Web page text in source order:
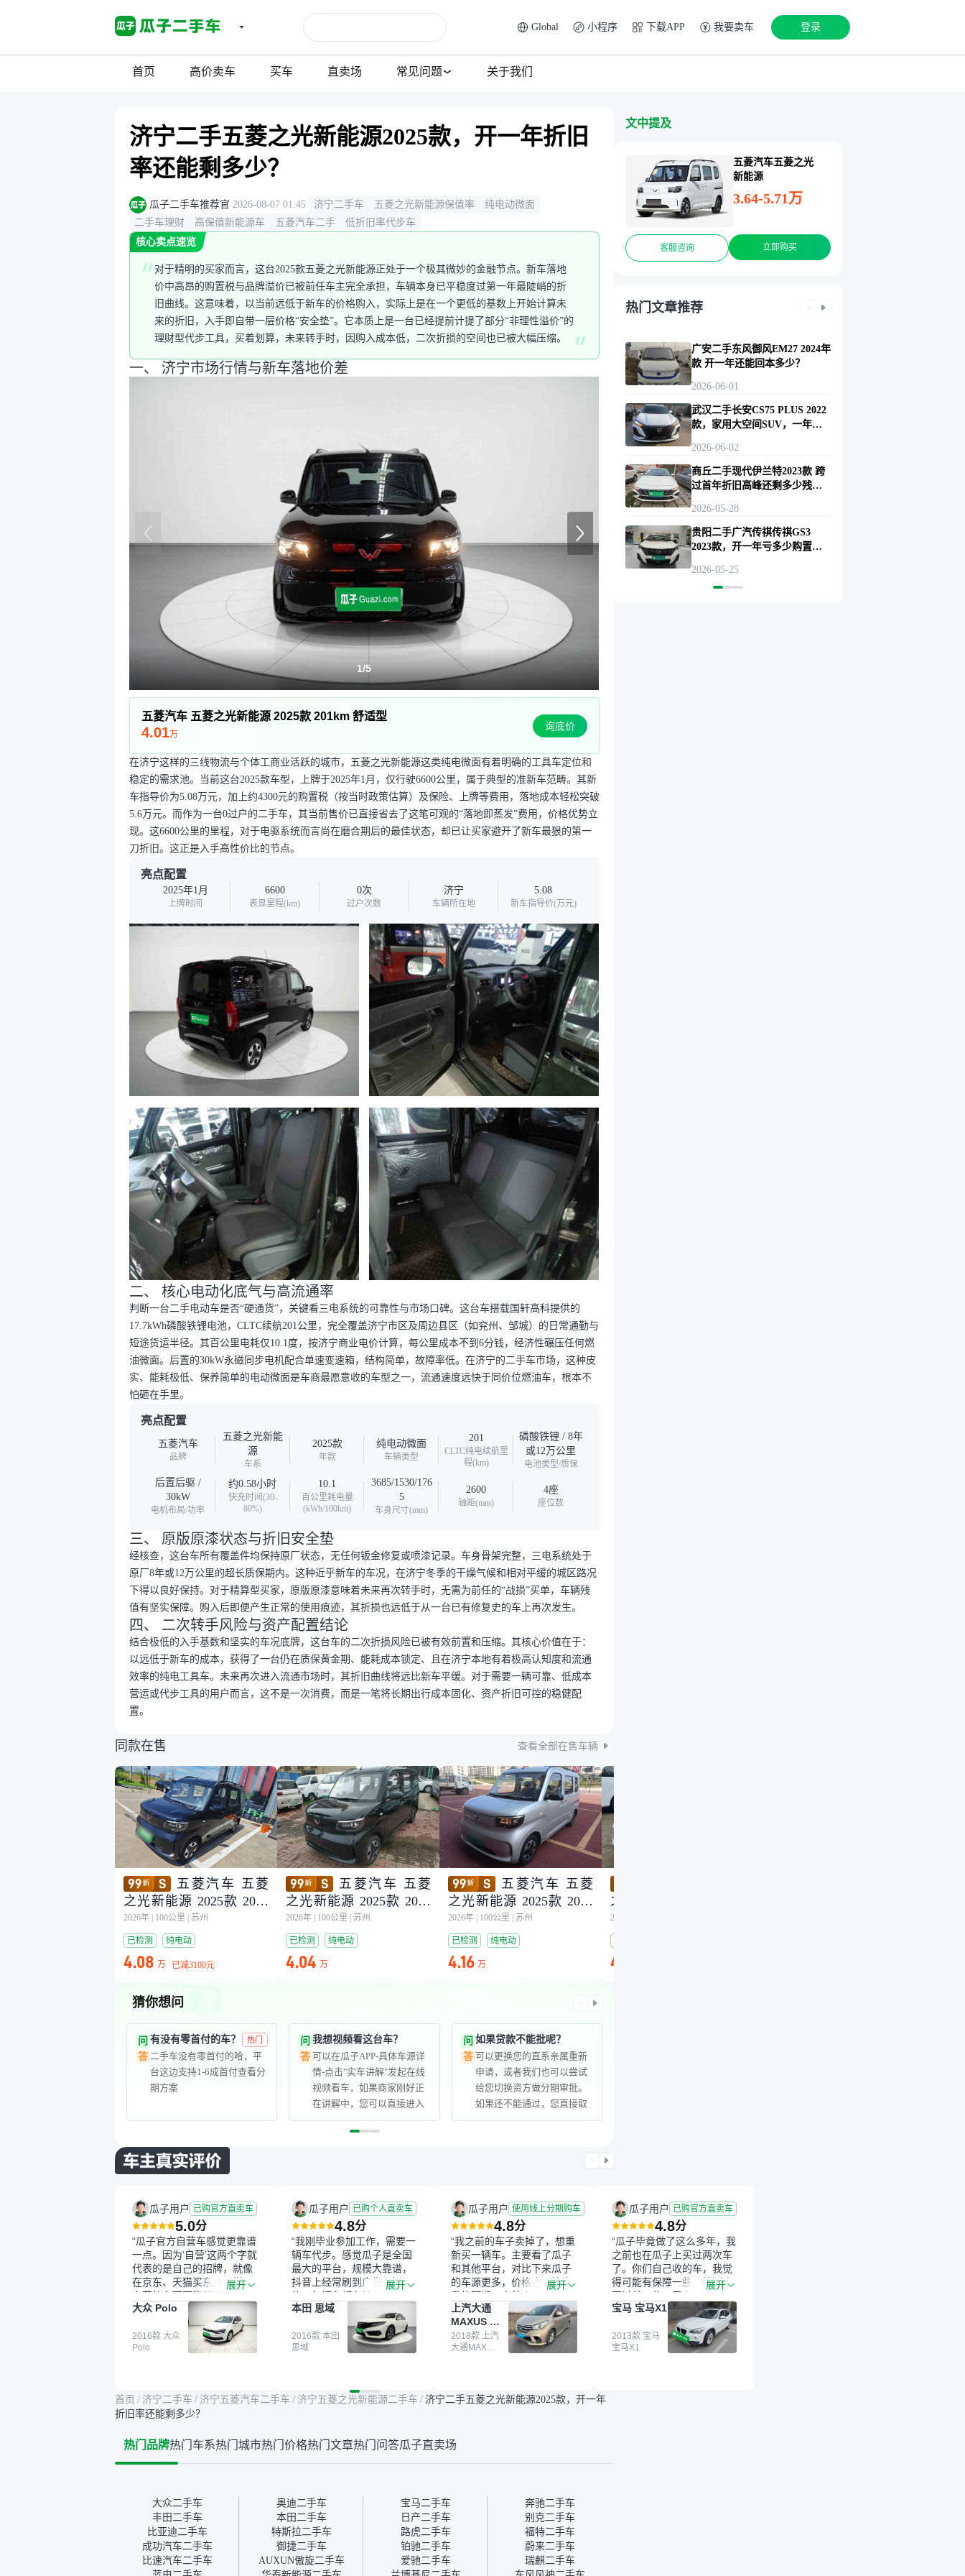
Global 小程序 下载APP 我要卖车 登录
首页 高价卖车 买车 直卖场 常见问题 关于我们
济宁二手五菱之光新能源2025款，开一年折旧
率还能剩多少？
瓜子二手车推荐官 2026-08-07 01:45 济宁二手车 五菱之光新能源保值率
纯电动微面
二手车理财
高保值新能源车 五菱汽车二手
低折旧率代步车
核心卖点速览
对于精明的买家而言，这台2025款五菱之光新能源正处于一个极其微妙的金融节点。新车落地
价中高昂的购置税与品牌溢价已被前任车主完全承担，车辆本身已平稳度过第一年最陡峭的折
旧曲线。这意味着，以当前远低于新车的价格购入，实际上是在一个更低的基数上开始计算未
来的折旧，入手即自带一层价格“安全垫”。它本质上是一台已经提前计提了部分“非理性溢价”的
理财型代步工具，买着划算，未来转手时，因购入成本低，二次折损的空间也已被大幅压缩。
一、 济宁市场行情与新车落地价差
1/5
五菱汽车 五菱之光新能源 2025款 201km 舒适型
4.01万
询底价
在济宁这样的三线物流与个体工商业活跃的城市，五菱之光新能源这类纯电微面有着明确的工具车定位和
稳定的需求池。当前这台2025款车型，上牌于2025年1月，仅行驶6600公里，属于典型的准新车范畴。其新
车指导价为5.08万元，加上约4300元的购置税（按当时政策估算）及保险、上牌等费用，落地成本轻松突破
5.6万元。而作为一台0过户的二手车，其当前售价已直接省去了这笔可观的“落地即蒸发”费用，价格优势立
现。这6600公里的里程，对于电驱系统而言尚在磨合期后的最佳状态，却已让买家避开了新车最狠的第一
刀折旧。这正是入手高性价比的节点。
亮点配置
2025年1月
上牌时间
6600
表显里程(km)
0次
过户次数
济宁
车辆所在地
5.08
新车指导价(万元)
二、 核心电动化底气与高流通率
判断一台二手电动车是否“硬通货”，关键看三电系统的可靠性与市场口碑。这台车搭载国轩高科提供的
17.7kWh磷酸铁锂电池，CLTC续航201公里，完全覆盖济宁市区及周边县区（如兖州、邹城）的日常通勤与
短途货运半径。其百公里电耗仅10.1度，按济宁商业电价计算，每公里成本不到6分钱，经济性碾压任何燃
油微面。后置的30kW永磁同步电机配合单速变速箱，结构简单，故障率低。在济宁的二手车市场，这种皮
实、能耗极低、保养简单的电动微面是车商最愿意收的车型之一，流通速度远快于同价位燃油车，根本不
怕砸在手里。
亮点配置
五菱汽车
品牌
五菱之光新能
源
车系
2025款
年款
纯电动微面
车辆类型
201
CLTC纯电续航里
程(km)
磷酸铁锂 / 8年
或12万公里
电池类型/质保
后置后驱 /
30kW
电机布局/功率
约0.58小时
快充时间(30-
80%)
10.1
百公里耗电量
(kWh/100km)
3685/1530/176
5
车身尺寸(mm)
2600
轴距(mm)
4座
座位数
三、 原版原漆状态与折旧安全垫
经核查，这台车所有覆盖件均保持原厂状态，无任何钣金修复或喷漆记录。车身骨架完整，三电系统处于
原厂8年或12万公里的超长质保期内。这种近乎新车的车况，在济宁冬季的干燥气候和相对平缓的城区路况
下得以良好保持。对于精算型买家，原版原漆意味着未来再次转手时，无需为前任的“战损”买单，车辆残
值有坚实保障。购入后即便产生正常的使用痕迹，其折损也远低于从一台已有修复史的车上再次发生。
四、 二次转手风险与资产配置结论
结合极低的入手基数和坚实的车况底牌，这台车的二次折损风险已被有效前置和压缩。其核心价值在于：
以远低于新车的成本，获得了一台仍在质保黄金期、能耗成本锁定、且在济宁本地有着极高认知度和流通
效率的纯电工具车。未来再次进入流通市场时，其折旧曲线将远比新车平缓。对于需要一辆可靠、低成本
营运或代步工具的用户而言，这不是一次消费，而是一笔将长期出行成本固化、资产折旧可控的稳健配
置。
同款在售 查看全部在售车辆
五菱汽车 五菱
之光新能源 2025款 201k
m 舒适型
2026年 100公里 苏州
已检测 纯电动
4.08 万 已减3100元
五菱汽车 五菱
之光新能源 2025款 201k
m 舒适型
2026年 100公里 苏州
已检测 纯电动
4.04 万
五菱汽车 五菱
之光新能源 2025款 201k
m 舒适型
2026年 100公里 苏州
已检测 纯电动
4.16 万
之光新能源 2025款 201k
m 舒适型
2026年
4.27
猜你想问
问 有没有零首付的车？ 热门
答 二手车没有零首付的哈，平
台这边支持1-6成首付查看分
期方案
问 我想视频看这台车？
答 可以在瓜子APP-具体车源详
情-点击"实车讲解"发起在线
视频看车，如果商家刚好正
在讲解中，您可以直接进入
房间围观，遇到商家不在线
也可以预约或您联系瓜子顾
问 如果贷款不能批呢？
答 可以更换您的直系亲属重新
申请，或者我们也可以尝试
给您切换资方做分期审批。
如果还不能通过，您直接取
消订单，意向金全额退还，
瓜子用户 已购官方直卖车
5.0分
“瓜子官方自营车感觉更靠谱
一点。因为‘自营’这两个字就
代表的是自己的招牌，就像
在京东、天猫买东西一样，
自营的东西可能都要好一
点。就是这种刻板印象吧。
一开始买二手车的时候，我
确实有担心过事故车、泡水
车这些问题。瓜子的检测报
况。我拿到你们的信息之
后，自己又在线上去做了一
台），同时也找了朋友帮忙
线下看车。结果跟你们的报
我第一天看车，第二天你们
就约我到店，我第三天去提
的车。去之前我提前跟交接
人员说好，到了之后要当着
我的面再做一次复检，你们
也安排了师傅，服务可以，
展开
大众 Polo
2016款 大众
Polo
瓜子用户 已购个人直卖车
4.8分
“我刚毕业参加工作，需要一
辆车代步。感觉瓜子是全国
最大的平台，规模大靠谱，
抖音上经常刷到广告，挺火
的。每辆车都有检测报告，
这个让我很放心。去外面买
车全凭卖家一张嘴，不敢
买。我买了本田思域，白
色，过户次数少，公里数符
平台，车价贵点也正常，毕
竟有保障。其他平台上很多
多花点钱买个放心。从个人
展开
本田 思域
2016款 本田
思域
瓜子用户 使用线上分期购车
4.8分
“我之前的车子卖掉了，想重
新买一辆车。主要看了瓜子
和其他平台，对比下来瓜子
的车源更多，价格也更符合
我的预期。之前卖车来过瓜
子，虽然价格没谈成，但
APP一直留着。瓜子毕竟是
大平台，整体印象还好。我
最终买了一台上汽大通，18
期，这一点很便捷，其他平
心的额外价值。虽然我砍过
为瓜子有质保，车子出小毛
病维修更有保障。”
展开
上汽大通
MAXUS 大
通G10
2018款 上汽
大通MAXUS
瓜子用户 已购官方直卖车
4.8分
“瓜子毕竟做了这么多年，我
之前也在瓜子上买过两次车
了。你们自己收的车，我觉
得可能有保障一些，检测会
更过关一些。平台自己收上
来再卖的车，应该更可靠。
我买的是宝马X1，主要看中
它的价格和公里数比较合
适。另外，瓜子承诺无火
展开
宝马 宝马X1
2013款 宝马
宝马X1
首页 / 济宁二手车 / 济宁五菱汽车二手车 / 济宁五菱之光新能源二手车 / 济宁二手五菱之光新能源2025款，开一年
折旧率还能剩多少？
热门品牌热门车系热门城市热门价格热门文章热门问答瓜子直卖场
大众二手车 奥迪二手车 宝马二手车
奔驰二手车
丰田二手车
本田二手车 日产二手车
别克二手车
比亚迪二手车
特斯拉二手车 路虎二手车
福特二手车
成功汽车二手车
御捷二手车 铂驰二手车
蔚来二手车
比速汽车二手车
AUXUN傲旋二手车 爱驰二手车
瑞麒二手车
文中提及
五菱汽车五菱之光
新能源
3.64-5.71万
客服咨询 立即购买
热门文章推荐
广安二手东风御风EM27 2024年
款 开一年还能回本多少？
2026-06-01
武汉二手长安CS75 PLUS 2022
款，家用大空间SUV，一年油
2026-06-02
商丘二手现代伊兰特2023款 跨
过首年折旧高峰还剩多少残
2026-05-28
贵阳二手广汽传祺传祺GS3
2023款，开一年亏多少购置
2026-05-25